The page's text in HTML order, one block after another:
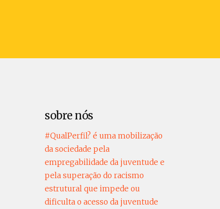
sobre nós
#QualPerfil? é uma mobilização
da sociedade pela
empregabilidade da juventude e
pela superação do racismo
estrutural que impede ou
dificulta o acesso da juventude